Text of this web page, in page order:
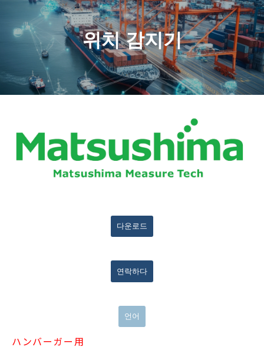
위치 감지기
다운로드
연락하다
언어
ハンバーガー用